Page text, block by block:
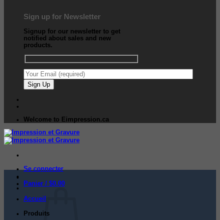
Sign up for Newsletter
Signup for our newsletter to get
notified about sales and new
products.
Welcome to Eimpression.ca
Se connecter
Panier / $0.00
Accueil
Produits